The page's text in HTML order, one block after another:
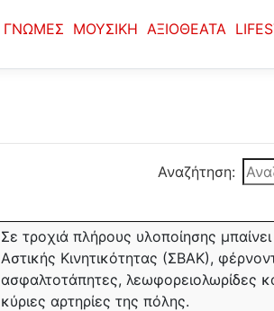
ΓΝΩΜΕΣ ΜΟΥΣΙΚΗ ΑΞΙΟΘΕΑΤΑ
Αναζήτηση:
Σε τροχιά πλήρους υλοποίησης
Αστικής Κινητικότητας (ΣΒΑΚ),
ασφαλτοτάπητες, λεωφορειολωρίδες
κύριες αρτηρίες της πόλης.